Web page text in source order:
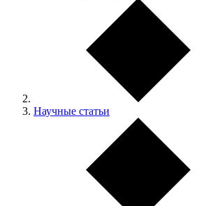
Научные статьи